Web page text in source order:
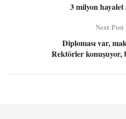
3 milyon hayalet
Next Post
Diploması var,
Rektörler konuşuyor,